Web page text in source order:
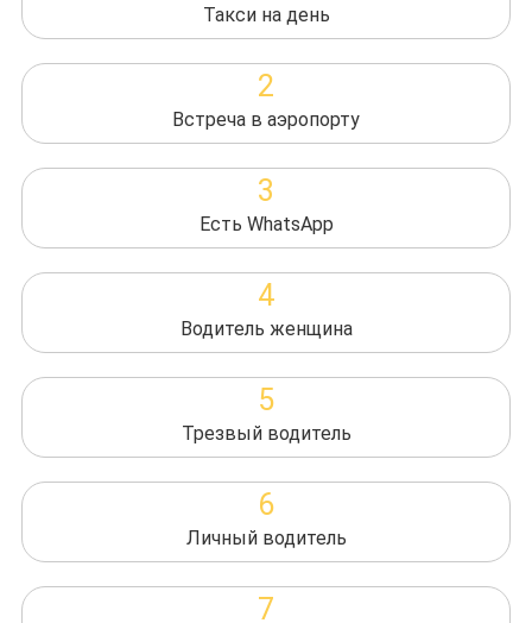
Такси на день
2
Встреча в аэропорту
3
Есть WhatsApp
4
Водитель женщина
5
Трезвый водитель
6
Личный водитель
7